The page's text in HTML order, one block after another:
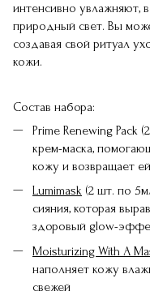
интенсивно увлажняют,
природный свет. Вы
создавая свой ритуал
кожи.
Состав набора:
Prime Renewing Pack
крем-маска,
кожу и возвращает
Lumimask (2 шт. по
сияния, которая
здоровый glow-
Moisturizing With A
наполняет кожу
свежей